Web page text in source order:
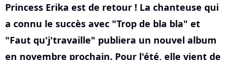
Princess Erika est de retour ! La chanteuse qui
a connu le succès avec "Trop de bla bla" et
"Faut qu'j'travaille" publiera un nouvel album
en novembre prochain. Pour l'été, elle vient de